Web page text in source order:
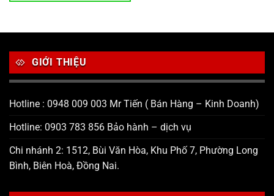
GIỚI THIỆU
Hotline : 0948 009 003 Mr Tiến ( Bán Hàng – Kinh Doanh)
Hotline: 0903 783 856 Bảo hành – dịch vụ
Chi nhánh 2: 1512, Bùi Văn Hòa, Khu Phố 7, Phường Long
Bình, Biên Hoà, Đồng Nai.